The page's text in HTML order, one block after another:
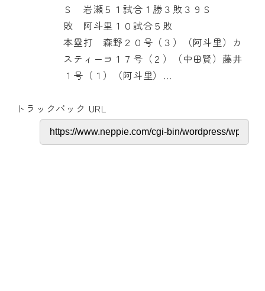
Ｓ 岩瀬５１試合１勝３敗３９Ｓ
敗 阿斗里１０試合５敗
本塁打 森野２０号（３）（阿斗里）カ
スティーヨ１７号（２）（中田賢）藤井
１号（１）（阿斗里）…
トラックバック URL